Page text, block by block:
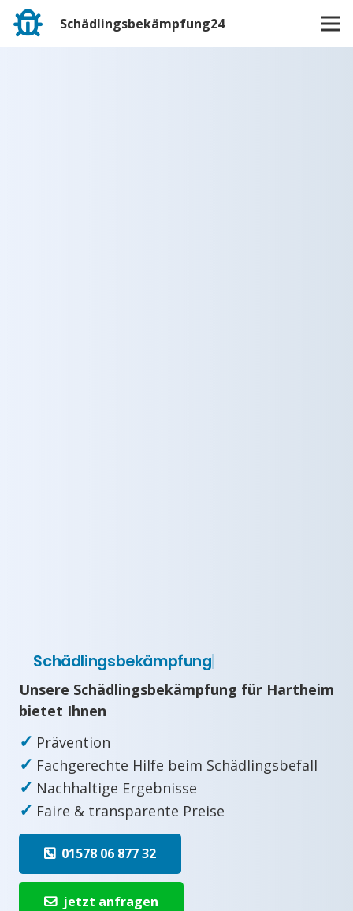
Schädlingsbekämpfung24
Schädlingsbekämpfung
Unsere Schädlingsbekämpfung für Hartheim
bietet Ihnen
✓ Prävention
✓ Fachgerechte Hilfe beim Schädlingsbefall
✓ Nachhaltige Ergebnisse
✓ Faire & transparente Preise
01578 06 877 32
jetzt anfragen